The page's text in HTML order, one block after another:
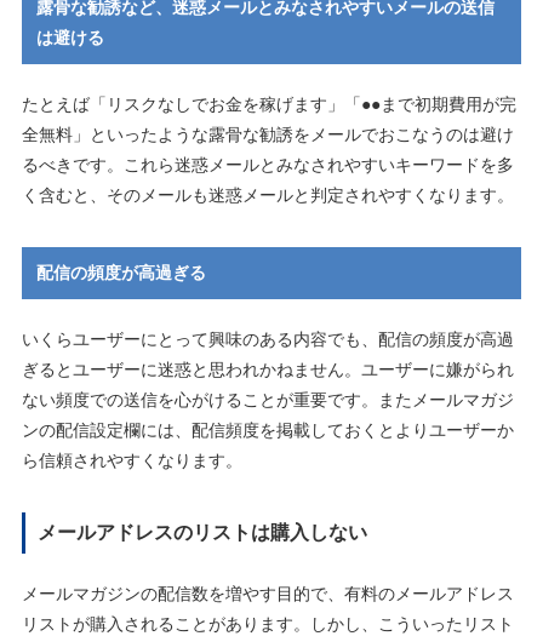
露骨な勧誘など、迷惑メールとみなされやすいメールの送信
は避ける
たとえば「リスクなしでお金を稼げます」「●●まで初期費用が完
全無料」といったような露骨な勧誘をメールでおこなうのは避け
るべきです。これら迷惑メールとみなされやすいキーワードを多
く含むと、そのメールも迷惑メールと判定されやすくなります。
配信の頻度が高過ぎる
いくらユーザーにとって興味のある内容でも、配信の頻度が高過
ぎるとユーザーに迷惑と思われかねません。ユーザーに嫌がられ
ない頻度での送信を心がけることが重要です。またメールマガジ
ンの配信設定欄には、配信頻度を掲載しておくとよりユーザーか
ら信頼されやすくなります。
メールアドレスのリストは購入しない
メールマガジンの配信数を増やす目的で、有料のメールアドレス
リストが購入されることがあります。しかし、こういったリスト